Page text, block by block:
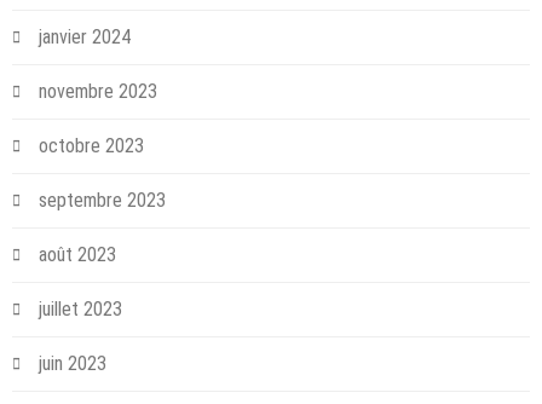
janvier 2024
novembre 2023
octobre 2023
septembre 2023
août 2023
juillet 2023
juin 2023